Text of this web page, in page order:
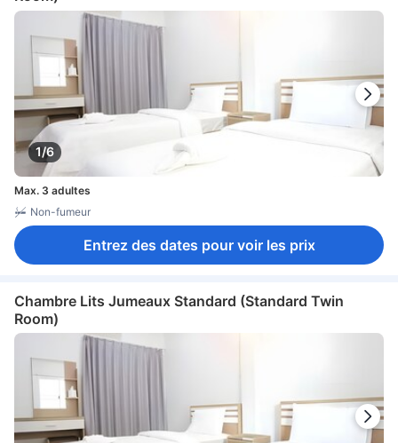
1/6
Max. 3 adultes
Non-fumeur
Entrez des dates pour voir les prix
Chambre Lits Jumeaux Standard (Standard Twin
Room)